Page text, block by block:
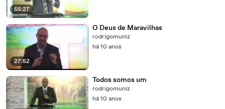
55:27
27:52
O Deus de Maravilhas
rodrigomuniz
há 10 anos
Todos somos um
rodrigomuniz
há 10 anos